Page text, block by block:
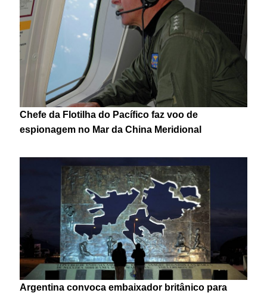
Chefe da Flotilha do Pacífico faz voo de
espionagem no Mar da China Meridional
Argentina convoca embaixador britânico para